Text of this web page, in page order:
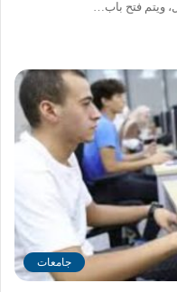
ويتم فتح باب…
جامعات